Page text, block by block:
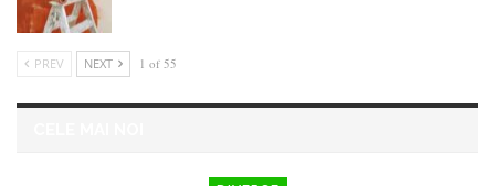
PREV NEXT 1 of 55